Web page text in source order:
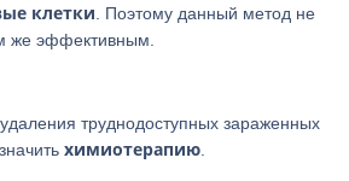
клетки . Поэтому данный метод не
же эффективным.
труднодоступных зараженных
химиотерапию